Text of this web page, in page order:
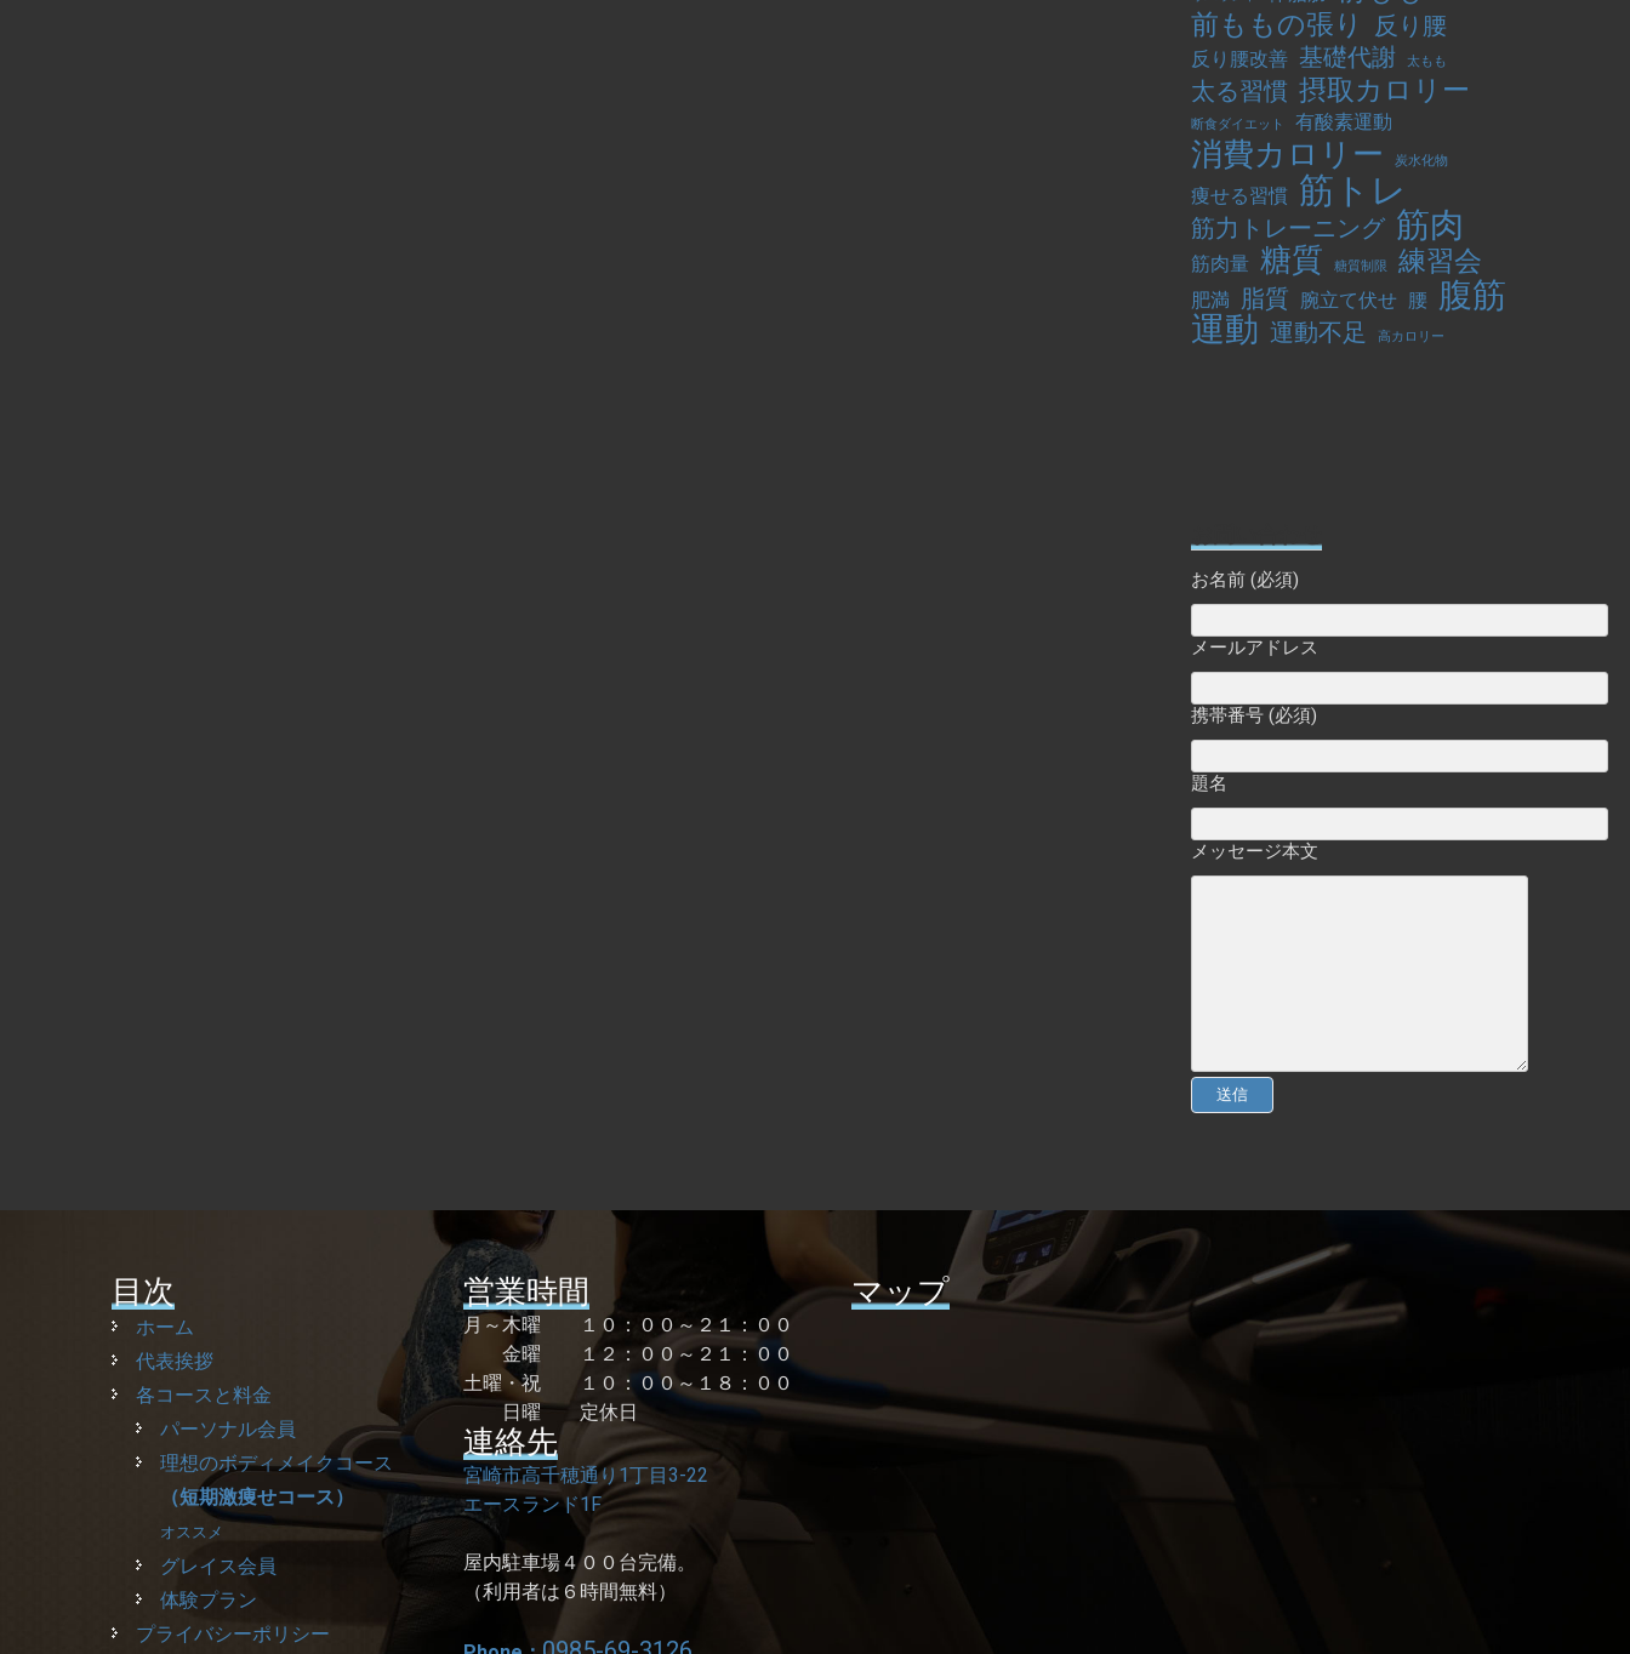
前ももの張り
反り腰
反り腰改善 基礎代謝 太もも
太る習慣 摂取カロリー
断食ダイエット 有酸素運動
消費カロリー 炭水化物
痩せる習慣 筋トレ
筋力トレーニング 筋肉
筋肉量 糖質 糖質制限 練習会
肥満 脂質 腕立て伏せ 腰 腹筋
運動 運動不足 高カロリー
お名前 (必須)
メールアドレス
携帯番号 (必須)
題名
メッセージ本文
目次
ホーム
代表挨拶
各コースと料金
パーソナル会員
理想のボディメイクコース
（短期激痩せコース）
オススメ
グレイス会員
体験プラン
プライバシーポリシー
営業時間
月～木曜 １０：００～２１：００
金曜 １２：００～２１：００
土曜・祝 １０：００～１８：００
日曜 定休日
連絡先
宮崎市高千穂通り1丁目3-22
エースランド1F
屋内駐車場４００台完備。
（利用者は６時間無料）
マップ